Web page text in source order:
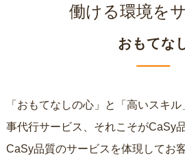
働ける環境を
おもてな
「おもてなしの心」と「高いスキ
事代行サービス、それこそがCaSy品
CaSy品質のサービスを体現してお